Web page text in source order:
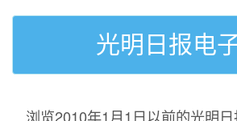
光明日报电
浏览2010年1月1日以前的光明